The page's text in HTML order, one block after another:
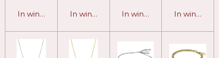
In winkelwagenIn winkelwagenIn winkelwagen
In